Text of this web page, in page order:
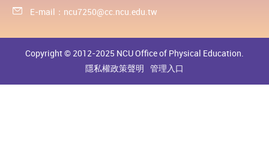
E-mail： ncu7250@cc.ncu.edu.tw
Copyright © 2012-2025 NCU Office of Physical Education.
隱私權政策聲明 管理入口